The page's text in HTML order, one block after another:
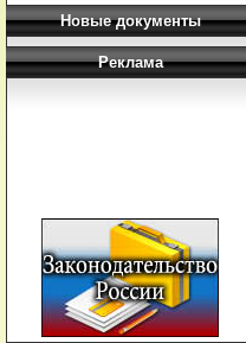
Новые документы
Реклама